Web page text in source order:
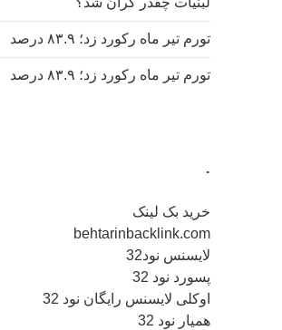
تورم تیر ماه رکورد زد؛ ۸۳.۹ درصد
تورم تیر ماه رکورد زد؛ ۸۳.۹ درصد
.
خرید بک لینک
behtarinbacklink.com
لایسنس نود32
پسورد نود 32
اوکلی لایسنس رایگان نود 32
همیار نود 32